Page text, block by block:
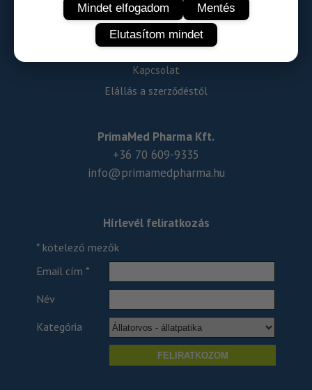
Adatvédelem
ÁSZF
Kapcsolat
Elállás a szerződéstől
PrimaMed Pharma Kft.
+36 70 609-9335
info@primamedpharma.hu
Mindet elfogadom
Mentés
Elutasítom mindet